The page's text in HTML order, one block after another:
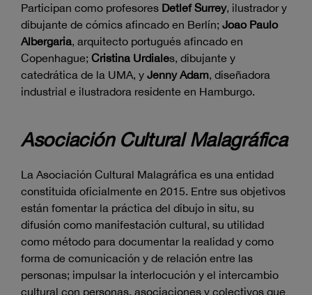
Participan como profesores Detlef Surrey, ilustrador y
dibujante de cómics afincado en Berlín; Joao Paulo
Albergaria, arquitecto portugués afincado en
Copenhague; Cristina Urdiales, dibujante y
catedrática de la UMA, y Jenny Adam, diseñadora
industrial e ilustradora residente en Hamburgo.
Asociación Cultural Malagráfica
La Asociación Cultural Malagráfica es una entidad
constituida oficialmente en 2015. Entre sus objetivos
están fomentar la práctica del dibujo in situ, su
difusión como manifestación cultural, su utilidad
como método para documentar la realidad y como
forma de comunicación y de relación entre las
personas; impulsar la interlocución y el intercambio
cultural con personas, asociaciones y colectivos que